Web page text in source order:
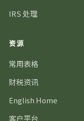
IRS 处理
资源
常用表格
财税资讯
English Home
客户平台